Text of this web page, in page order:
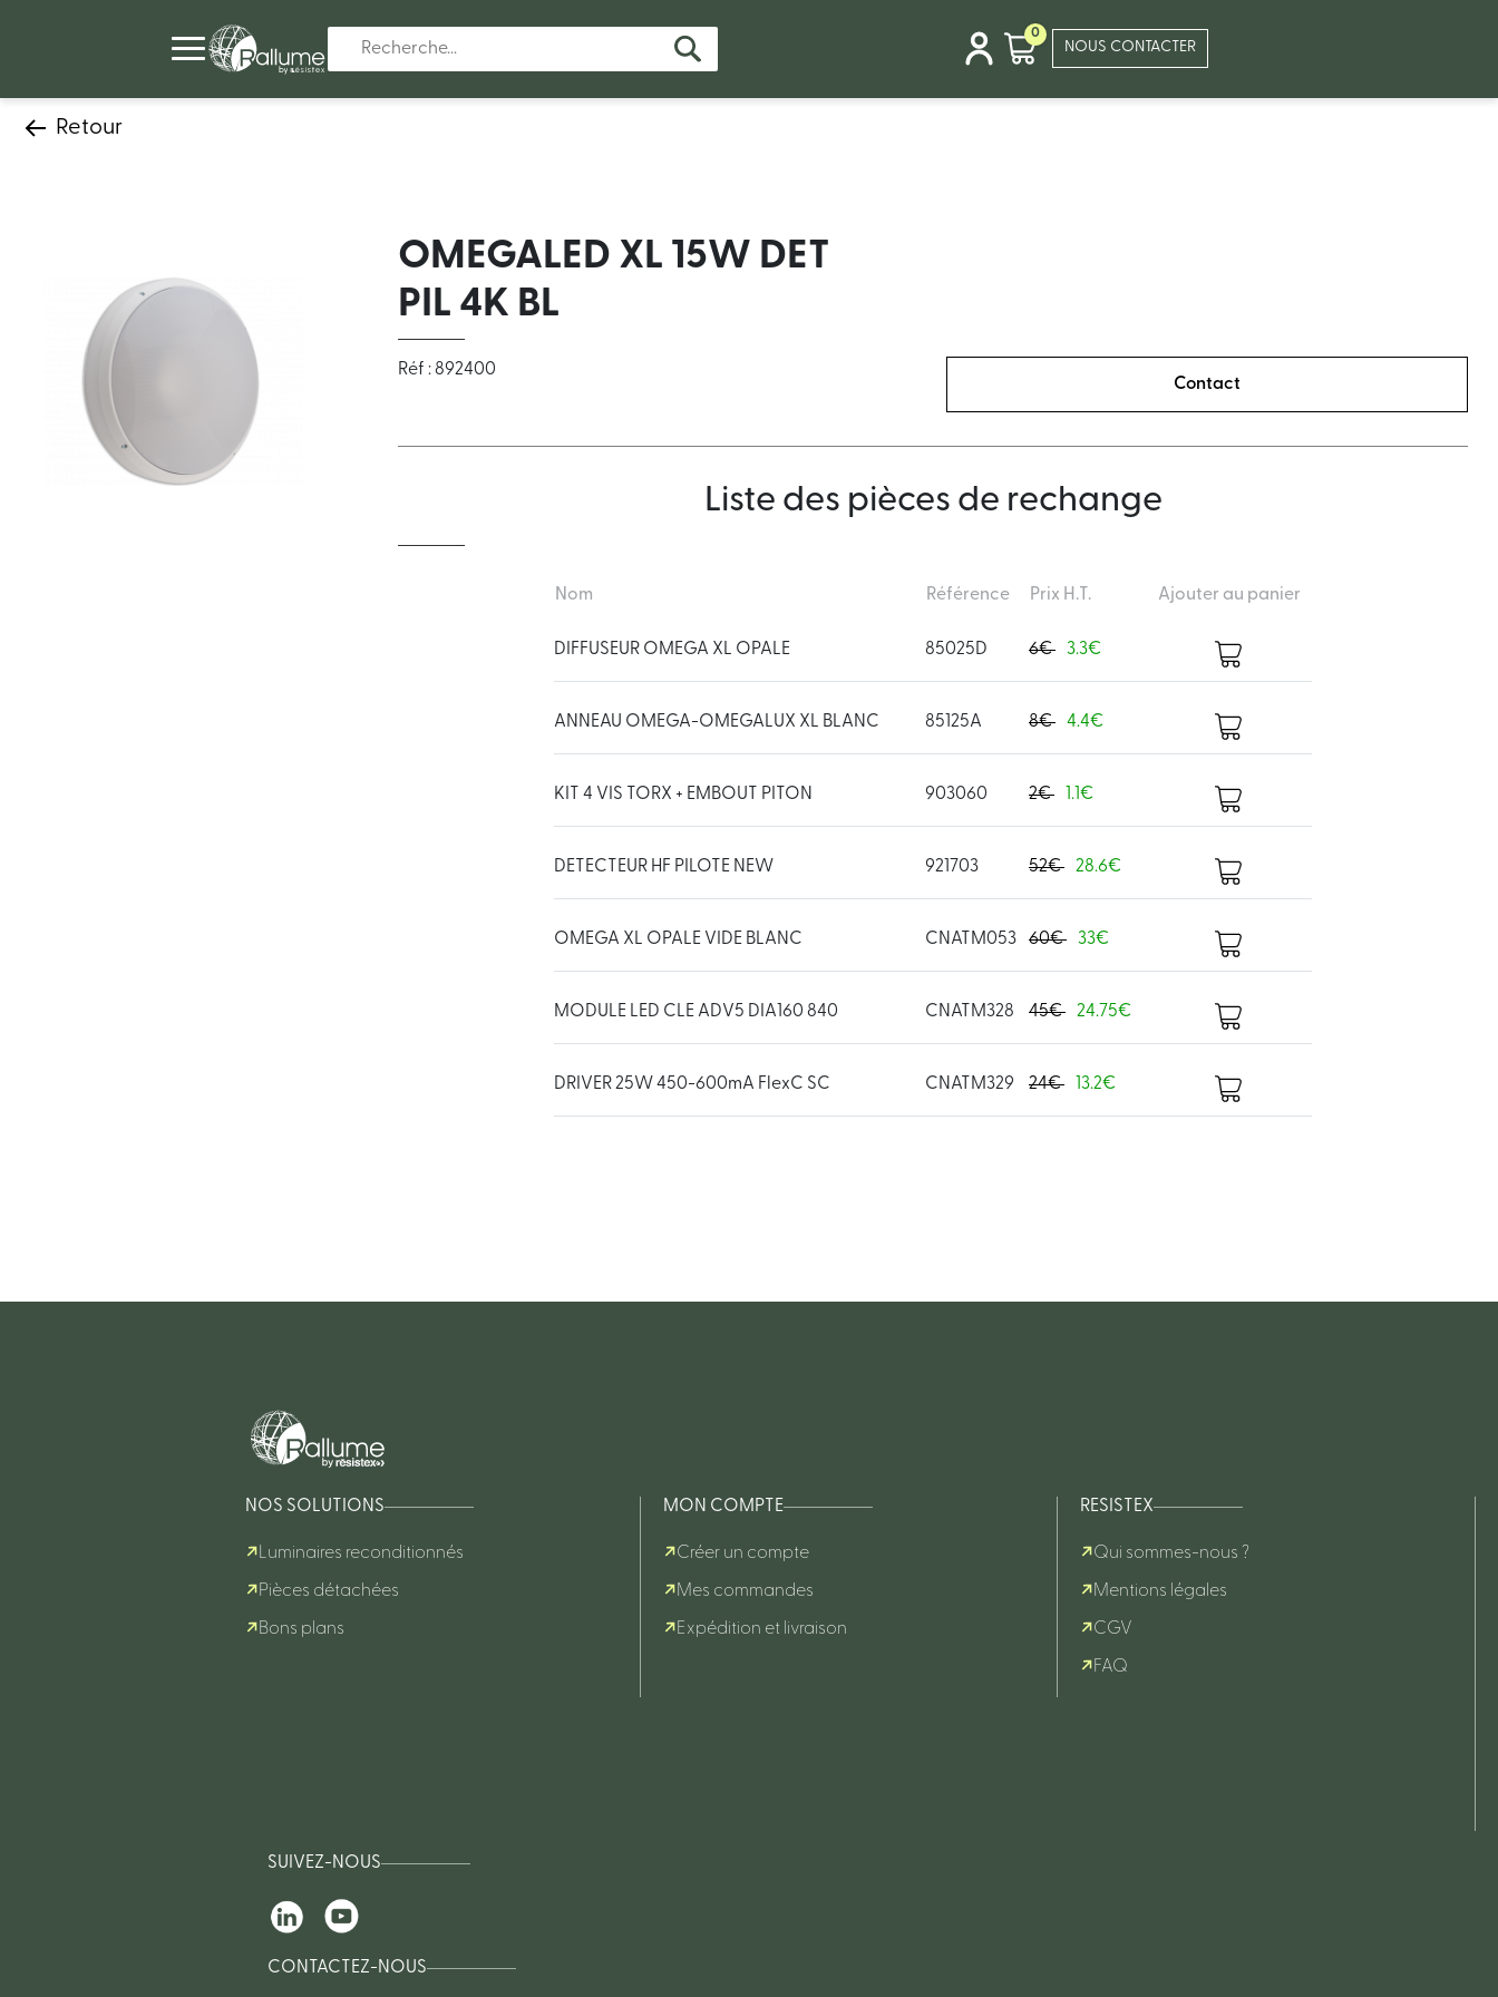
0
NOUS CONTACTER
Retour
OMEGALED XL 15W DET
PIL 4K BL
Réf : 892400
Contact
Liste des pièces de rechange
Nom Référence Prix H.T. Ajouter au panier
DIFFUSEUR OMEGA XL OPALE 85025D 6€ 3.3€
ANNEAU OMEGA-OMEGALUX XL BLANC 85125A 8€ 4.4€
KIT 4 VIS TORX + EMBOUT PITON 903060 2€ 1.1€
DETECTEUR HF PILOTE NEW 921703 52€ 28.6€
OMEGA XL OPALE VIDE BLANC CNATM053 60€ 33€
MODULE LED CLE ADV5 DIA160 840 CNATM328 45€ 24.75€
DRIVER 25W 450-600mA FlexC SC CNATM329 24€ 13.2€
NOS SOLUTIONS
Luminaires reconditionnés
Pièces détachées
Bons plans
MON COMPTE
Créer un compte
Mes commandes
Expédition et livraison
RESISTEX
Qui sommes-nous ?
Mentions légales
CGV
FAQ
SUIVEZ-NOUS
CONTACTEZ-NOUS